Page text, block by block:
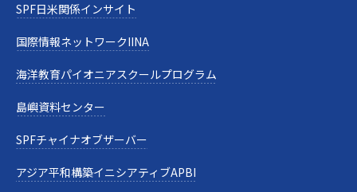
SPF日米関係インサイト
国際情報ネットワークIINA
海洋教育パイオニアスクールプログラム
島嶼資料センター
SPFチャイナオブザーバー
アジア平和構築イニシアティブAPBI